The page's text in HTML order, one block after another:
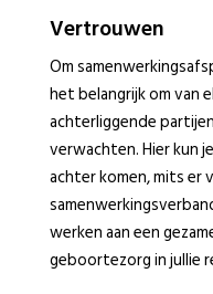
Vertrouwen
Om
het belangrijk om van
achterliggende
verwachten. Hier kun
achter komen, mits
werken aan een
geboortezorg in jullie